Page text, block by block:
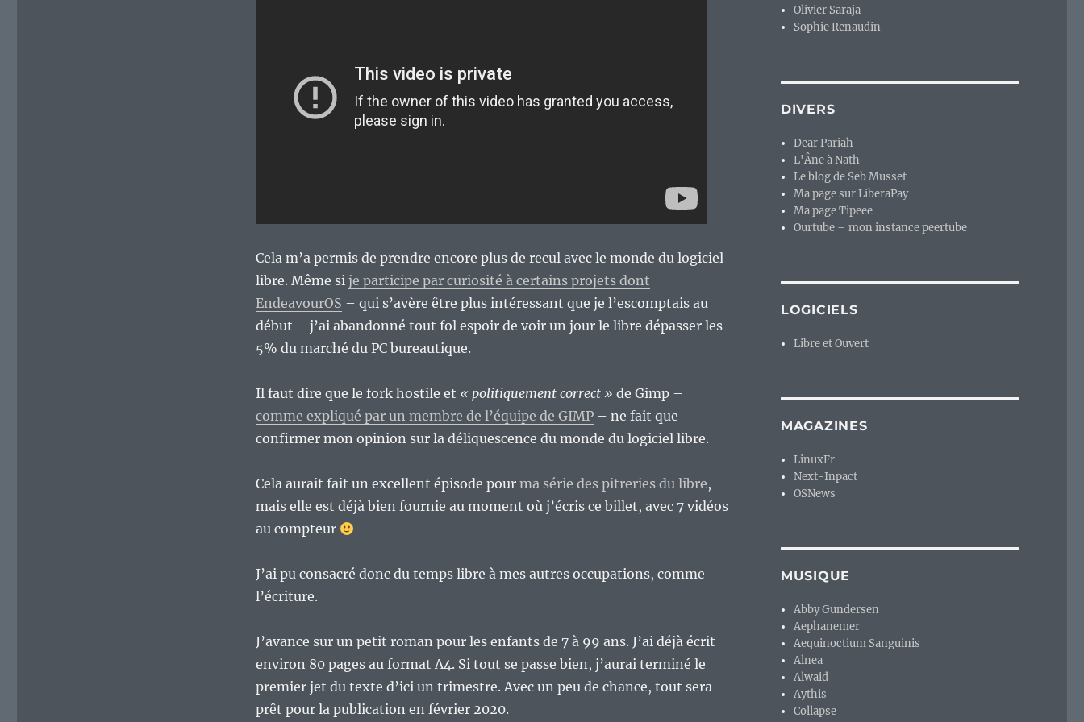
Cela m’a permis de prendre encore plus de recul avec le monde du logiciel
libre. Même si je participe par curiosité à certains projets dont
EndeavourOS – qui s’avère être plus intéressant que je l’escomptais au
début – j’ai abandonné tout fol espoir de voir un jour le libre dépasser les
5% du marché du PC bureautique.
Il faut dire que le fork hostile et « politiquement correct » de Gimp –
comme expliqué par un membre de l’équipe de GIMP– ne fait que
confirmer mon opinion sur la déliquescence du monde du logiciel libre.
Cela aurait fait un excellent épisode pour ma série des pitreries du libre,
mais elle est déjà bien fournie au moment où j’écris ce billet, avec 7 vidéos
au compteur
J’ai pu consacré donc du temps libre à mes autres occupations, comme
l’écriture.
J’avance sur un petit roman pour les enfants de 7 à 99 ans. J’ai déjà écrit
environ 80 pages au format A4. Si tout se passe bien, j’aurai terminé le
premier jet du texte d’ici un trimestre. Avec un peu de chance, tout sera
prêt pour la publication en février 2020.
Olivier Saraja
Sophie Renaudin
DIVERS
Dear Pariah
L'Âne à Nath
Le blog de Seb Musset
Ma page sur LiberaPay
Ma page Tipeee
Ourtube – mon instance peertube
LOGICIELS
Libre et Ouvert
MAGAZINES
LinuxFr
Next-Inpact
OSNews
MUSIQUE
Abby Gundersen
Aephanemer
Aequinoctium Sanguinis
Alnea
Alwaid
Aythis
Collapse